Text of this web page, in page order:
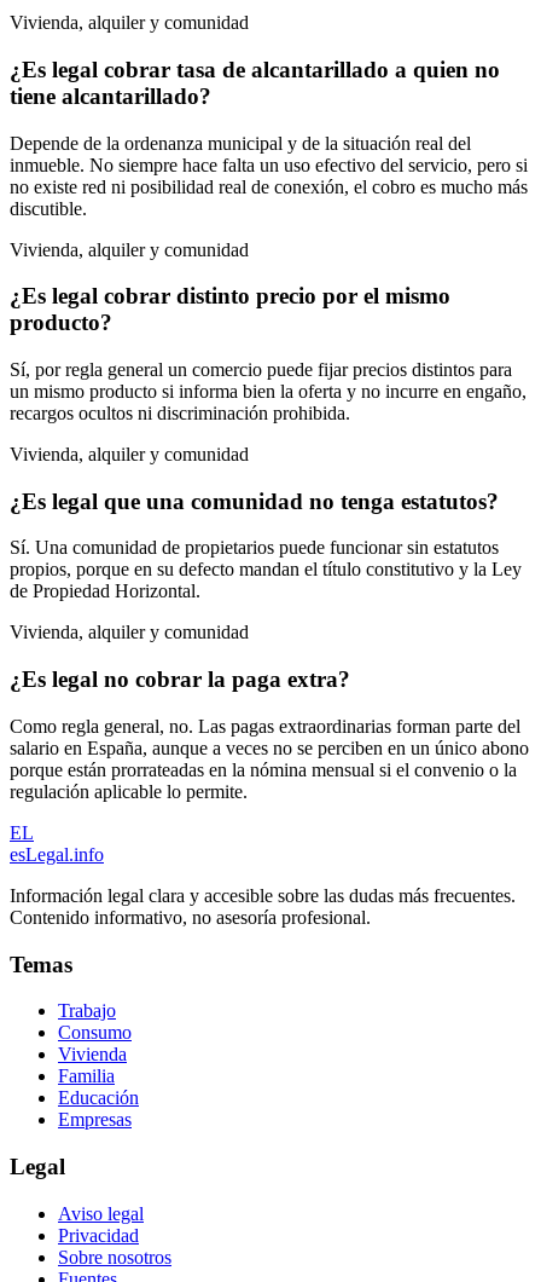
Vivienda, alquiler y comunidad
¿Es legal cobrar tasa de alcantarillado a quien no
tiene alcantarillado?
Depende de la ordenanza municipal y de la situación real del
inmueble. No siempre hace falta un uso efectivo del servicio, pero si
no existe red ni posibilidad real de conexión, el cobro es mucho más
discutible.
Vivienda, alquiler y comunidad
¿Es legal cobrar distinto precio por el mismo
producto?
Sí, por regla general un comercio puede fijar precios distintos para
un mismo producto si informa bien la oferta y no incurre en engaño,
recargos ocultos ni discriminación prohibida.
Vivienda, alquiler y comunidad
¿Es legal que una comunidad no tenga estatutos?
Sí. Una comunidad de propietarios puede funcionar sin estatutos
propios, porque en su defecto mandan el título constitutivo y la Ley
de Propiedad Horizontal.
Vivienda, alquiler y comunidad
¿Es legal no cobrar la paga extra?
Como regla general, no. Las pagas extraordinarias forman parte del
salario en España, aunque a veces no se perciben en un único abono
porque están prorrateadas en la nómina mensual si el convenio o la
regulación aplicable lo permite.
EL
esLegal.info
Información legal clara y accesible sobre las dudas más frecuentes.
Contenido informativo, no asesoría profesional.
Temas
Trabajo
Consumo
Vivienda
Familia
Educación
Empresas
Legal
Aviso legal
Privacidad
Sobre nosotros